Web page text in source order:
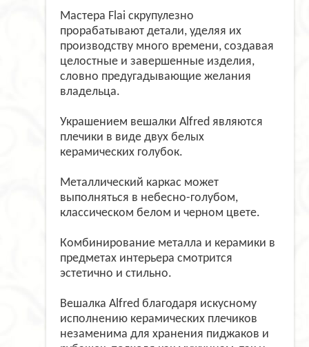
Мастера Flai скрупулезно
прорабатывают детали, уделяя их
производству много времени, создавая
целостные и завершенные изделия,
словно предугадывающие желания
владельца.
Украшением вешалки Alfred являются
плечики в виде двух белых
керамических голубок.
Металлический каркас может
выполняться в небесно-голубом,
классическом белом и черном цвете.
Комбинирование металла и керамики в
предметах интерьера смотрится
эстетично и стильно.
Вешалка Alfred благодаря искусному
исполнению керамических плечиков
незаменима для хранения пиджаков и